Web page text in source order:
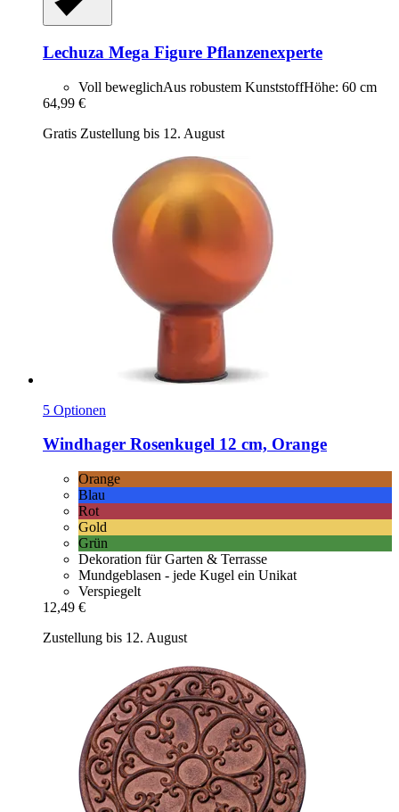
Lechuza Mega Figure Pflanzenexperte
Voll beweglichAus robustem KunststoffHöhe: 60 cm
64,99 €
Gratis Zustellung bis 12. August
5 Optionen
Windhager Rosenkugel 12 cm, Orange
Orange
Blau
Rot
Gold
Grün
Dekoration für Garten & Terrasse
Mundgeblasen - jede Kugel ein Unikat
Verspiegelt
12,49 €
Zustellung bis 12. August